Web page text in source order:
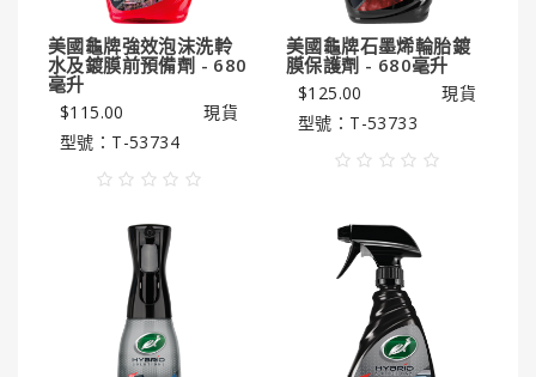
美國龜牌強效泡沫洗軨
水及鍍膜前預備劑 - 680
毫升
$115.00
現貨
型號：T-53734
美國龜牌石墨烯輪胎鍍
膜保護劑 - 680毫升
$125.00
現貨
型號：T-53733